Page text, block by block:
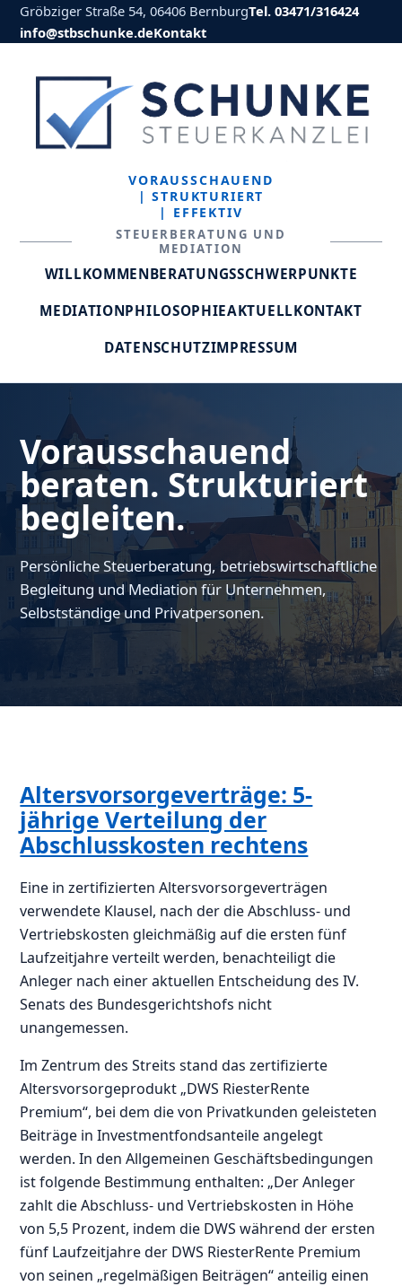
Gröbziger Straße 54, 06406 BernburgTel. 03471/316424
info@stbschunke.deKontakt
VORAUSSCHAUEND
| STRUKTURIERT
| EFFEKTIV
STEUERBERATUNG UND
MEDIATION
WILLKOMMENBERATUNGSSCHWERPUNKTE
MEDIATIONPHILOSOPHIEAKTUELLKONTAKT
DATENSCHUTZIMPRESSUM
Vorausschauend
beraten. Strukturiert
begleiten.
Persönliche Steuerberatung, betriebswirtschaftliche
Begleitung und Mediation für Unternehmen,
Selbstständige und Privatpersonen.
Altersvorsorgeverträge: 5-
jährige Verteilung der
Abschlusskosten rechtens
Eine in zertifizierten Altersvorsorgeverträgen
verwendete Klausel, nach der die Abschluss- und
Vertriebskosten gleichmäßig auf die ersten fünf
Laufzeitjahre verteilt werden, benachteiligt die
Anleger nach einer aktuellen Entscheidung des IV.
Senats des Bundesgerichtshofs nicht
unangemessen.
Im Zentrum des Streits stand das zertifizierte
Altersvorsorgeprodukt „DWS RiesterRente
Premium“, bei dem die von Privatkunden geleisteten
Beiträge in Investmentfondsanteile angelegt
werden. In den Allgemeinen Geschäftsbedingungen
ist folgende Bestimmung enthalten: „Der Anleger
zahlt die Abschluss- und Vertriebskosten in Höhe
von 5,5 Prozent, indem die DWS während der ersten
fünf Laufzeitjahre der DWS RiesterRente Premium
von seinen „regelmäßigen Beiträgen“ anteilig einen